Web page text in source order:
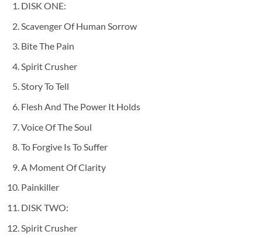
DISK ONE:
Scavenger Of Human Sorrow
Bite The Pain
Spirit Crusher
Story To Tell
Flesh And The Power It Holds
Voice Of The Soul
To Forgive Is To Suffer
A Moment Of Clarity
Painkiller
DISK TWO:
Spirit Crusher